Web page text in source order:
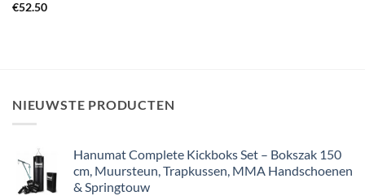
€52.50
NIEUWSTE PRODUCTEN
Hanumat Complete Kickboks Set – Bokszak 150
cm, Muursteun, Trapkussen, MMA Handschoenen
& Springtouw